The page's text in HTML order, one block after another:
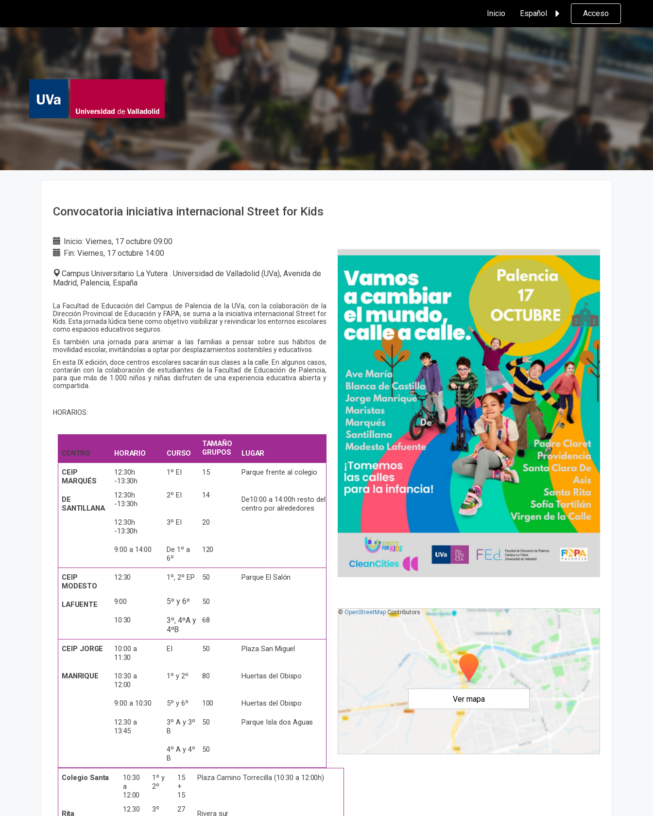
Inicio Español Acceso
Convocatoria iniciativa internacional Street for Kids
Inicio: Viernes, 17 octubre 09:00
Fin: Viernes, 17 octubre 14:00
Campus Universitario La Yutera . Universidad de Valladolid (UVa), Avenida de
Madrid, Palencia, España
La Facultad de Educación del Campus de Palencia de la UVa, con la colaboración de la
Dirección Provincial de Educación y FAPA, se suma a la iniciativa internacional Street for
Kids. Esta jornada lúdica tiene como objetivo visibilizar y reivindicar los entornos escolares
como espacios educativos seguros.
Es también una jornada para animar a las familias a pensar sobre sus hábitos de
movilidad escolar, invitándolas a optar por desplazamientos sostenibles y educativos.
En esta IX edición, doce centros escolares sacarán sus clases a la calle. En algunos casos,
contarán con la colaboración de estudiantes de la Facultad de Educación de Palencia,
para que más de 1.000 niños y niñas disfruten de una experiencia educativa abierta y
compartida.
HORARIOS:
CENTRO HORARIO CURSO
TAMAÑO
GRUPOS
LUGAR
CEIP
MARQUÉS
12:30h
-13:30h
1º EI 15 Parque frente al colegio
DE
SANTILLANA
12:30h
-13:30h
2º EI 14
De10:00 a 14:00h resto del
centro por alrededores
12:30h
-13:30h
3º EI 20
9:00 a 14:00
De 1º a
6º
120
CEIP
MODESTO
12:30 1º, 2º EP 50 Parque El Salón
LAFUENTE 9:00 5º y 6º 50
10:30
3º, 4ºA y
4ºB
68
CEIP JORGE
10:00 a
11:30
EI 50 Plaza San Miguel
MANRIQUE
10:30 a
12:00
1º y 2º 80 Huertas del Obispo
9:00 a 10:30 5º y 6º 100 Huertas del Obispo
12.30 a
13:45
3º A y 3º
B
50 Parque Isla dos Aguas
4º A y 4º
B
50
Colegio Santa
10:30
a
12:00
1º y
2º
15
+
15
Plaza Camino Torrecilla (10:30 a 12:00h)
Rita
12.30
3º 27 Rivera sur
Ver mapa
© OpenStreetMapContributors